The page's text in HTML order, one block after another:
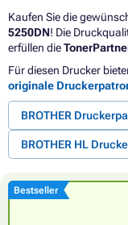
Kaufen Sie die
5250DN! Die
erfüllen die
Für diesen Drucker
originale
BROTHER
BROTHER HL
Bestseller